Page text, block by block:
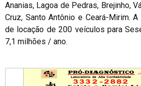
Ananias, Lagoa de Pedras, Brejinho,
Cruz, Santo Antônio e Ceará-Mirim.
de locação de 200 veículos para
7,1 milhões / ano.